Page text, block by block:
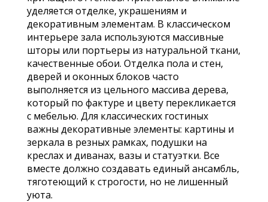
уделяется отделке, украшениям и
декоративным элементам. В классическом
интерьере зала используются массивные
шторы или портьеры из натуральной ткани,
качественные обои. Отделка пола и стен,
дверей и оконных блоков часто
выполняется из цельного массива дерева,
который по фактуре и цвету перекликается
с мебелью. Для классических гостиных
важны декоративные элементы: картины и
зеркала в резных рамках, подушки на
креслах и диванах, вазы и статуэтки. Все
вместе должно создавать единый ансамбль,
тяготеющий к строгости, но не лишенный
уюта.